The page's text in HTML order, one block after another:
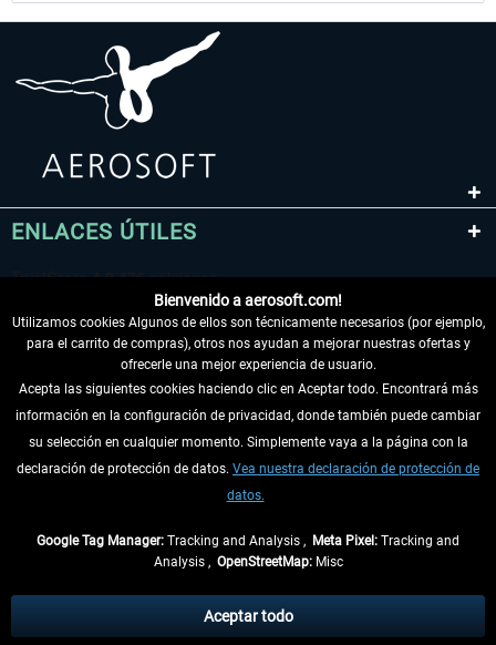
ENLACES ÚTILES
DESISTIR DEL CONTRATO
INFORMACIÓN
tasas de recepción si no se describe lo contrario
** De aplicación a envíos dentro de Alemania. Los plazos de envío para los
Bienvenido a aerosoft.com!
Utilizamos cookies Algunos de ellos son técnicamente necesarios (por ejemplo,
para el carrito de compras), otros nos ayudan a mejorar nuestras ofertas y
ofrecerle una mejor experiencia de usuario.
Acepta las siguientes cookies haciendo clic en Aceptar todo. Encontrará más
información en la configuración de privacidad, donde también puede cambiar
su selección en cualquier momento. Simplemente vaya a la página con la
declaración de protección de datos. Vea nuestra declaración de protección de
datos.
Google Tag Manager: Tracking and Analysis , Meta Pixel: Tracking and
Analysis , OpenStreetMap:Misc
Aceptar todo